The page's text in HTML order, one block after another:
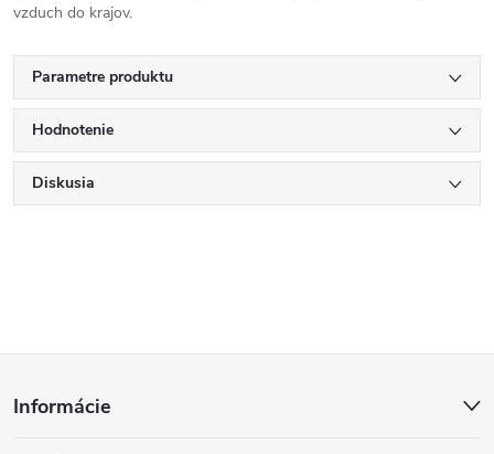
vzduch do krajov.
Parametre produktu
Hodnotenie
Diskusia
Informácie